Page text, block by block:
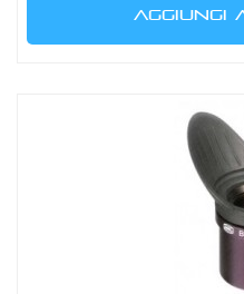
AGGIUNGI